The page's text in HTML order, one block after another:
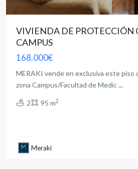
VIVIENDA DE PROTECCIÓN
CAMPUS
168.000€
MERAKI vende en exclusiva este piso
zona Campus/Facultad de Medic...
2 95 m2
Meraki
Albacete